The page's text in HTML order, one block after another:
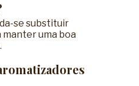
se substituir
uma boa